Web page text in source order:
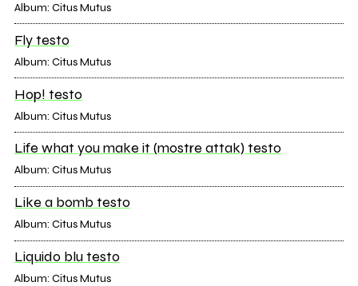
Album: Citus Mutus
Fly testo
Album: Citus Mutus
Hop! testo
Album: Citus Mutus
Life what you make it (mostre attak) testo
Album: Citus Mutus
Like a bomb testo
Album: Citus Mutus
Liquido blu testo
Album: Citus Mutus